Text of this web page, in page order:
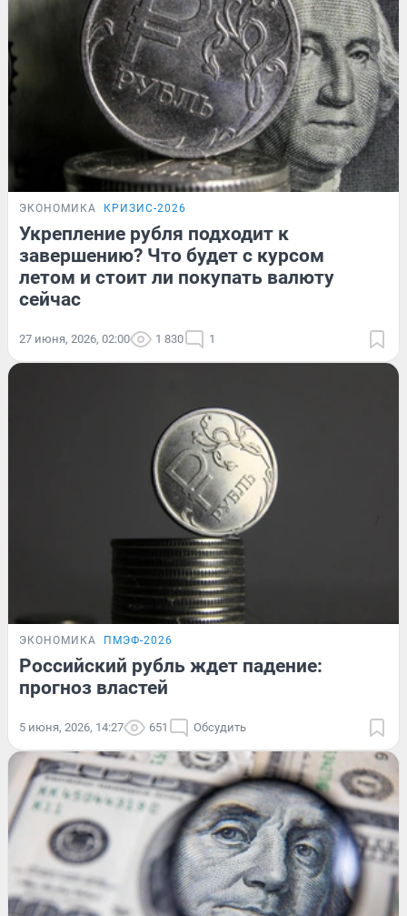
ЭКОНОМИКА КРИЗИС-2026
Укрепление рубля подходит к
завершению? Что будет с курсом
летом и стоит ли покупать валюту
сейчас
27 июня, 2026, 02:00 1 830 1
ЭКОНОМИКА ПМЭФ-2026
Российский рубль ждет падение:
прогноз властей
5 июня, 2026, 14:27 651 Обсудить